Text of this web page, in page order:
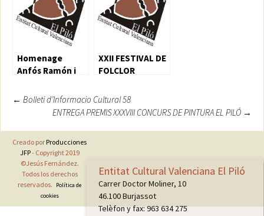
Homenage
Anfós Ramón i
XXII FESTIVAL DE
FOLCLOR
XVI MEMORIAL
ENRIC MARTI
Navegación
entradas
← Bolleti d’Informacio Cultural 58
ENTREGA PREMIS XXXVIII CONCURS DE PINTURA EL PILÓ →
Entitat Cultural Valenciana El Piló
Carrer Doctor Moliner, 10
46.100 Burjassot
Telèfon y fax: 963 634 275
Creado por Producciones
JFP- Copyright 2019
©Jesús Fernández.
Todos los derechos
reservados.
Política de
cookies